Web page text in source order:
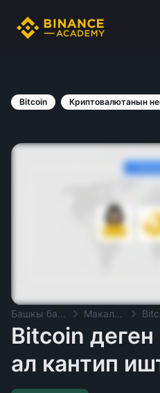
Bitcoin Криптовалютанын
Башкы баракча Макалалар
Bitcoin
ал кантип